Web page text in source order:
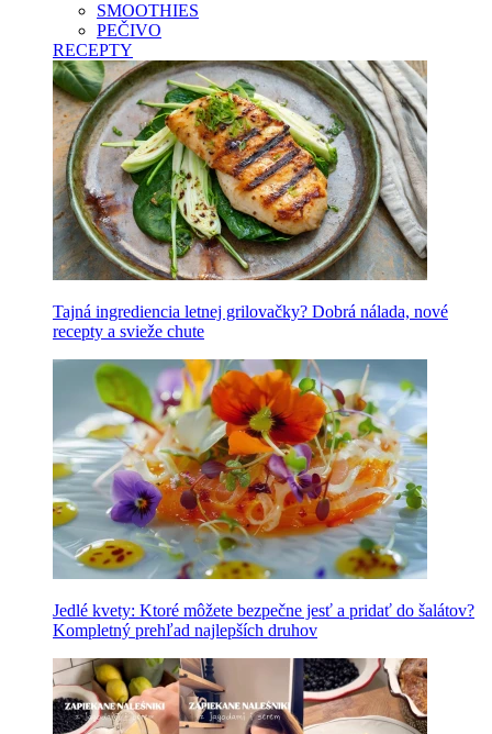
SMOOTHIES
PEČIVO
RECEPTY
Tajná ingrediencia letnej grilovačky? Dobrá nálada, nové
recepty a svieže chute
Jedlé kvety: Ktoré môžete bezpečne jesť a pridať do šalátov?
Kompletný prehľad najlepších druhov